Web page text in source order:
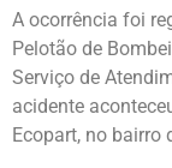
A ocorrência foi
Pelotão de
Serviço de
acidente
Ecopart, no bairro